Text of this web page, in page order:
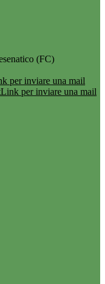
(FC)
per inviare una mail
Link per inviare una mail